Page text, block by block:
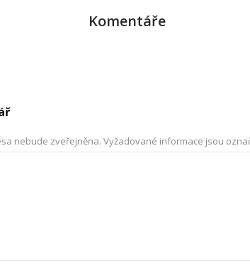
Komentáře
nebude zveřejněna. Vyžadované informace jsou